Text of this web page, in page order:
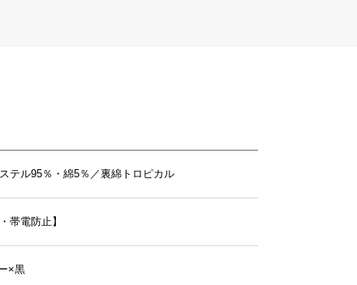
テル95％・綿5％／裏綿トロピカル
帯電防止】
×黒